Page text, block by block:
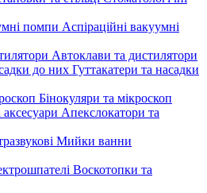
Аспіраційні вакуумні
Автоклави та дистилятори
Гуттакатери та насадки
Бінокуляри та мікроскоп
Апекслокатори та
Мийки ванни
Воскотопки та